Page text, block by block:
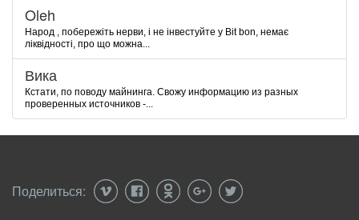
Oleh
Народ , побережіть нерви, і не інвестуйте у Bit bon, немає
ліквідності, про що можна...
Вика
Кстати, по поводу майнинга. Свожу информацию из разных
проверенных источников -...
Поделиться: